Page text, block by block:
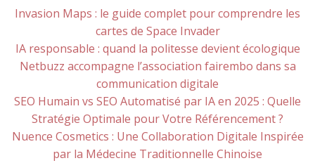
Invasion Maps : le guide complet pour comprendre les
cartes de Space Invader
IA responsable : quand la politesse devient écologique
Netbuzz accompagne l’association fairembo dans sa
communication digitale
SEO Humain vs SEO Automatisé par IA en 2025 : Quelle
Stratégie Optimale pour Votre Référencement ?
Nuence Cosmetics : Une Collaboration Digitale Inspirée
par la Médecine Traditionnelle Chinoise